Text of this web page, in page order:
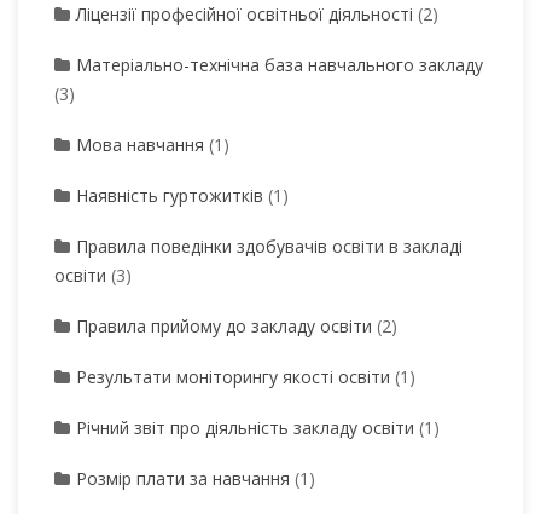
Ліцензії професійної освітньої діяльності (2)
Матеріально-технічна база навчального закладу
(3)
Мова навчання (1)
Наявність гуртожитків (1)
Правила поведінки здобувачів освіти в закладі
освіти (3)
Правила прийому до закладу освіти (2)
Результати моніторингу якості освіти (1)
Річний звіт про діяльність закладу освіти (1)
Розмір плати за навчання (1)